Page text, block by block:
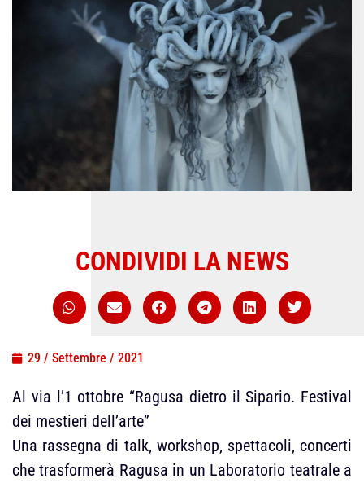
29 / Settembre / 2021
Al via l’1 ottobre “Ragusa dietro il Sipario. Festival
dei mestieri dell’arte”
Una rassegna di talk, workshop, spettacoli, concerti
che trasformerà Ragusa in un Laboratorio teatrale a
CONDIVIDI LA NEWS